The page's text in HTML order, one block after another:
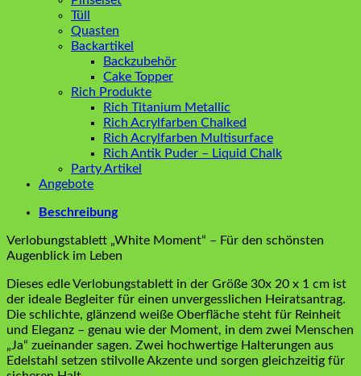
Tüll
Quasten
Backartikel
Backzubehör
Cake Topper
Rich Produkte
Rich Titanium Metallic
Rich Acrylfarben Chalked
Rich Acrylfarben Multisurface
Rich Antik Puder – Liquid Chalk
Party Artikel
Angebote
Beschreibung
Verlobungstablett „White Moment“ – Für den schönsten
Augenblick im Leben
Dieses edle Verlobungstablett in der Größe 30x 20 x 1 cm ist
der ideale Begleiter für einen unvergesslichen Heiratsantrag.
Die schlichte, glänzend weiße Oberfläche steht für Reinheit
und Eleganz – genau wie der Moment, in dem zwei Menschen
„Ja“ zueinander sagen. Zwei hochwertige Halterungen aus
Edelstahl setzen stilvolle Akzente und sorgen gleichzeitig für